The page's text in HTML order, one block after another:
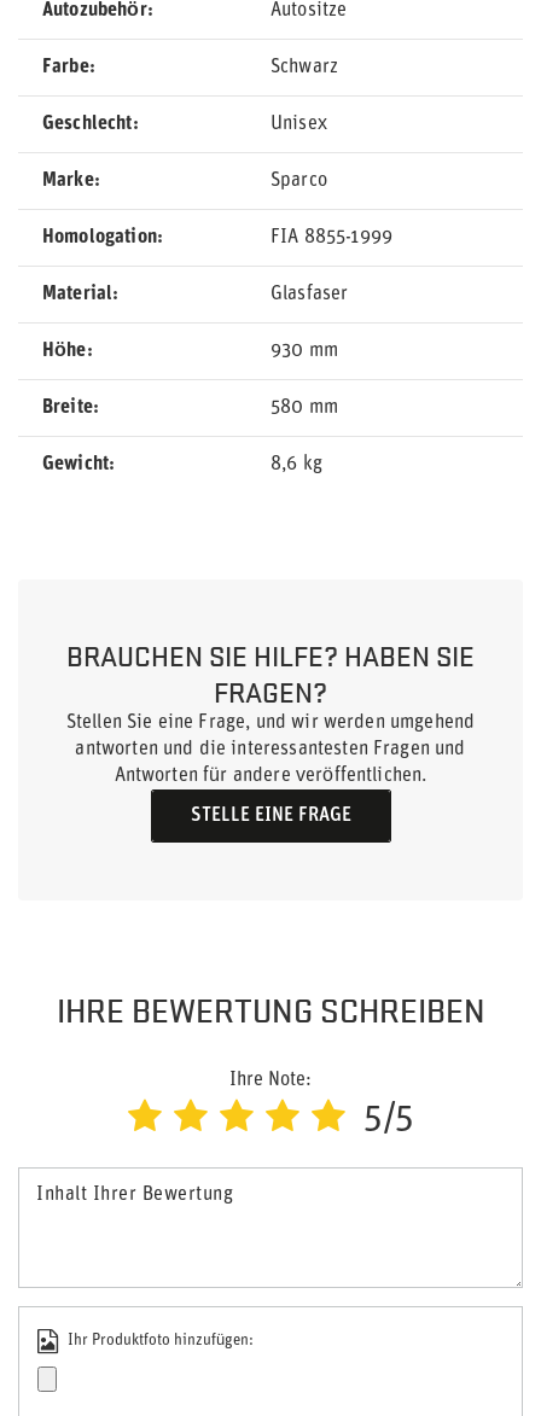
Autozubehör Autositze
Farbe Schwarz
Geschlecht Unisex
Marke Sparco
Homologation FIA 8855-1999
Material Glasfaser
Höhe 930 mm
Breite 580 mm
Gewicht 8,6 kg
BRAUCHEN SIE HILFE? HABEN SIE
FRAGEN?
Stellen Sie eine Frage, und wir werden umgehend
antworten und die interessantesten Fragen und
Antworten für andere veröffentlichen.
STELLE EINE FRAGE
IHRE BEWERTUNG SCHREIBEN
Ihre Note:
5/5
Inhalt Ihrer Bewertung
Ihr Produktfoto hinzufügen: